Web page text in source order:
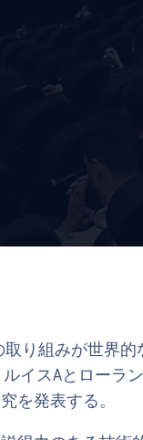
取り組みが世界
イスAとローラ
究を発表する。